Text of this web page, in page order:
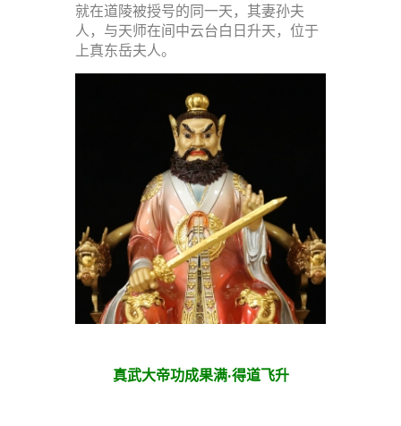
就在道陵被授号的同一天，其妻孙夫
人，与天师在间中云台白日升天，位于
上真东岳夫人。
真武大帝功成果满·得道飞升